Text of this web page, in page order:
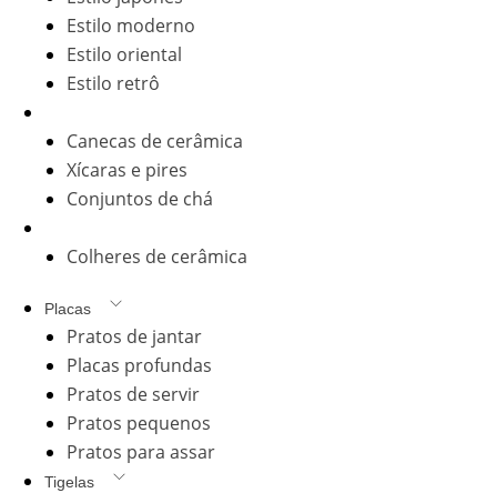
Estilo moderno
Estilo oriental
Estilo retrô
Canecas de cerâmica
Xícaras e pires
Conjuntos de chá
Colheres de cerâmica
Placas
Pratos de jantar
Placas profundas
Pratos de servir
Pratos pequenos
Pratos para assar
Tigelas